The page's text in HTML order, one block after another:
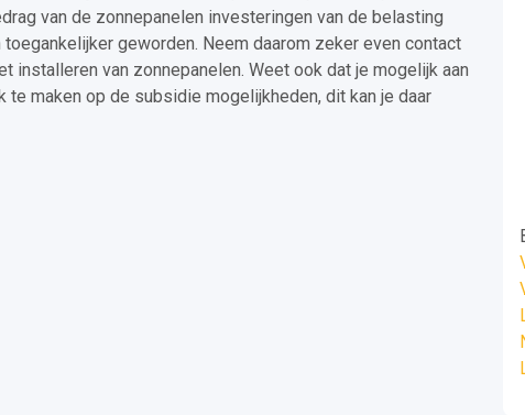
van de zonnepanelen investeringen van de belasting
geworden. Neem daarom zeker even contact
installeren van zonnepanelen. Weet ook dat je mogelijk aan
maken op de subsidie mogelijkheden, dit kan je daar